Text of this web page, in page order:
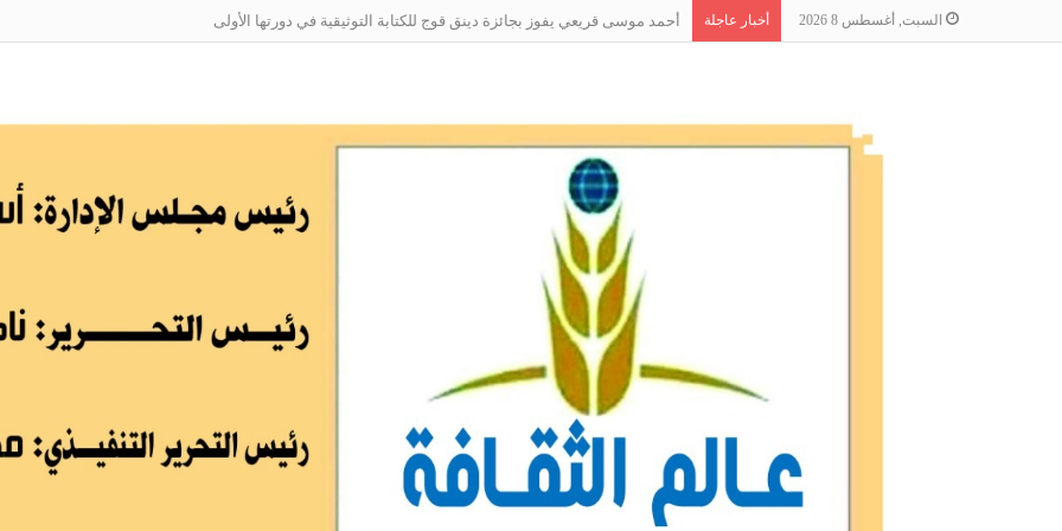
السبت, أغسطس 8 2026 أخبار عاجلة أحمد موسى قريعي يفوز بجائزة دينق قوج للكتابة التوثيقية في دورتها الأولى